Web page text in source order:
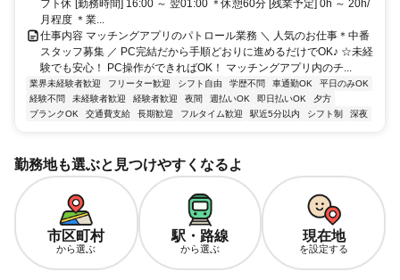
フト休 [勤務時間] 16:00 ～ 翌01:00 ＊休憩60分 [残業予定] 0h ～ 20h/
月程度 ＊業...
仕事内容 マッチングアプリのパトロール業務 ＼ 人気のお仕事＊中番
スタッフ募集 ／ PC完結だから手順どおりに進めるだけでOK♪ ☆未経
験でも安心！ PC操作ができればOK！ マッチングアプリ内のチ...
業界未経験者歓迎 フリーター歓迎 シフト自由 学歴不問 車通勤OK
平日のみOK
経験不問
未経験者歓迎 経験者歓迎 夜間 週払いOK 即日払いOK
夕方
ブランクOK
交通費支給 長期歓迎 フルタイム歓迎 駅近5分以内 シフト制 深夜
勤務地も選ぶと見つけやすくなるよ
市区町村
から選ぶ
駅・路線
から選ぶ
現在地
を設定する